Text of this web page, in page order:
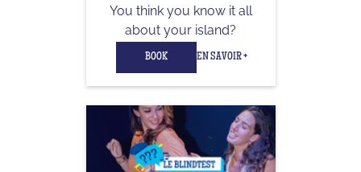
You think you know it all
about your island?
BOOK EN SAVOIR +